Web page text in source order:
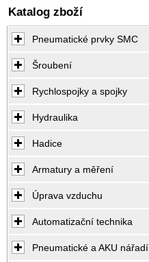
Katalog zboží
Pneumatické prvky SMC
Šroubení
Rychlospojky a spojky
Hydraulika
Hadice
Armatury a měření
Úprava vzduchu
Automatizační technika
Pneumatické a AKU nářadí